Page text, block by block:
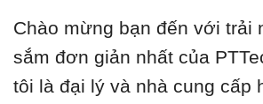
Chào mừng bạn đến với trải
sắm đơn giản nhất của
tôi là đại lý và nhà cung cấp